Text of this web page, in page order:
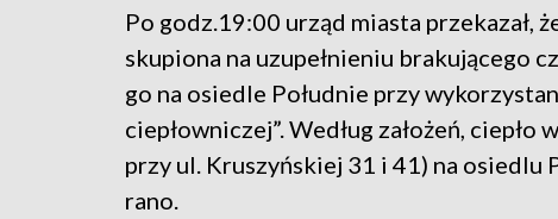
Po godz.19:00 urząd miasta przekazał,
skupiona na uzupełnieniu brakującego
go na osiedle Południe przy
ciepłowniczej”. Według założeń,
przy ul. Kruszyńskiej 31 i 41) na osiedlu
rano.